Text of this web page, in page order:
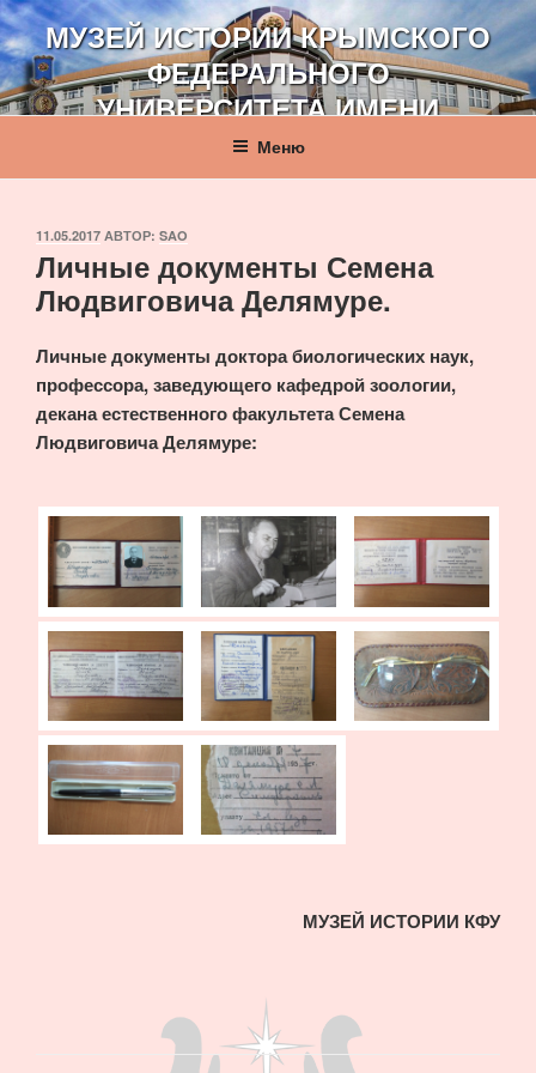
Перейти
к
содержимому
МУЗЕЙ ИСТОРИИ КРЫМСКОГО
ФЕДЕРАЛЬНОГО
УНИВЕРСИТЕТА ИМЕНИ
В. И. ВЕРНАДСКОГО
Меню
ОПУБЛИКОВАНО
11.05.2017 АВТОР: SAO
Личные документы Семена
Людвиговича Делямуре.
Личные документы доктора биологических наук,
профессора, заведующего кафедрой зоологии,
декана естественного факультета Семена
Людвиговича Делямуре:
МУЗЕЙ ИСТОРИИ КФУ